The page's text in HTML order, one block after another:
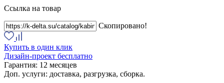
Ссылка на товар
Скопировано!
Купить в один клик
Дизайн-проект бесплатно
Гарантия: 12 месяцев
Доп. услуги: доставка, разгрузка, сборка.